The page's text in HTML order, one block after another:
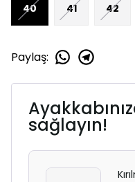
40 41 42
Paylaş:
sağlayın!